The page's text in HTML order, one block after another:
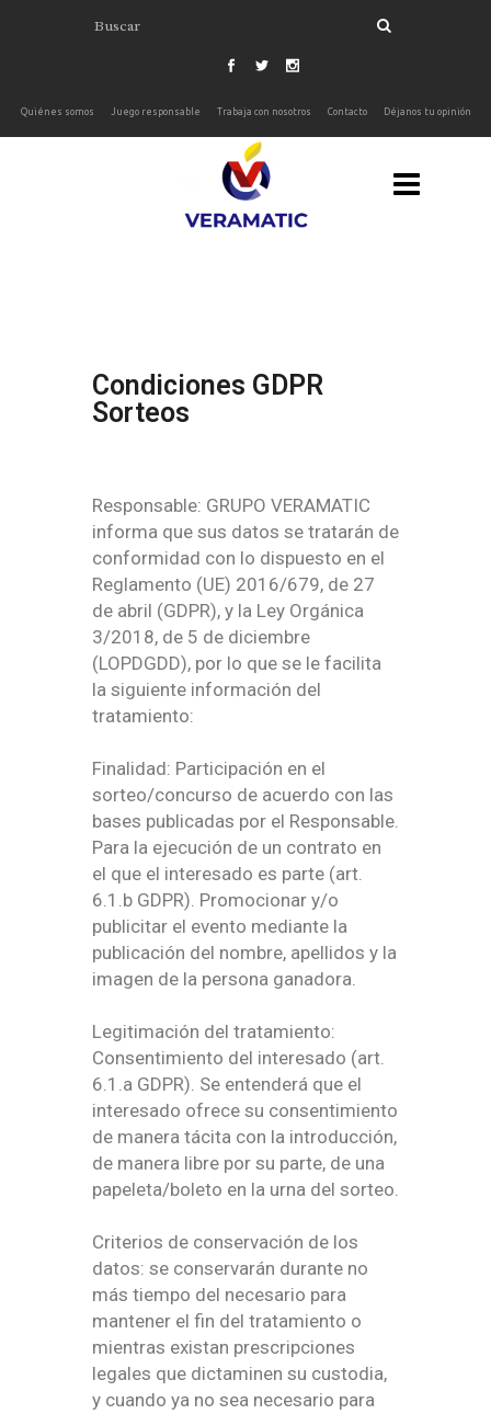
Quiénes somos Juego responsable Trabaja con nosotros Contacto Déjanos tu opinión
Condiciones GDPR
Sorteos
Responsable: GRUPO VERAMATIC
informa que sus datos se tratarán de
conformidad con lo dispuesto en el
Reglamento (UE) 2016/679, de 27
de abril (GDPR), y la Ley Orgánica
3/2018, de 5 de diciembre
(LOPDGDD), por lo que se le facilita
la siguiente información del
tratamiento:
Finalidad: Participación en el
sorteo/concurso de acuerdo con las
bases publicadas por el Responsable.
Para la ejecución de un contrato en
el que el interesado es parte (art.
6.1.b GDPR). Promocionar y/o
publicitar el evento mediante la
publicación del nombre, apellidos y la
imagen de la persona ganadora.
Legitimación del tratamiento:
Consentimiento del interesado (art.
6.1.a GDPR). Se entenderá que el
interesado ofrece su consentimiento
de manera tácita con la introducción,
de manera libre por su parte, de una
papeleta/boleto en la urna del sorteo.
Criterios de conservación de los
datos: se conservarán durante no
más tiempo del necesario para
mantener el fin del tratamiento o
mientras existan prescripciones
legales que dictaminen su custodia,
y cuando ya no sea necesario para